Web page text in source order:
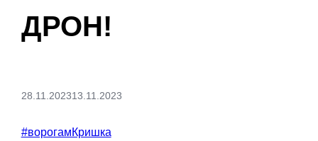
ДРОН!
28.11.202313.11.2023
#ворогамКришка